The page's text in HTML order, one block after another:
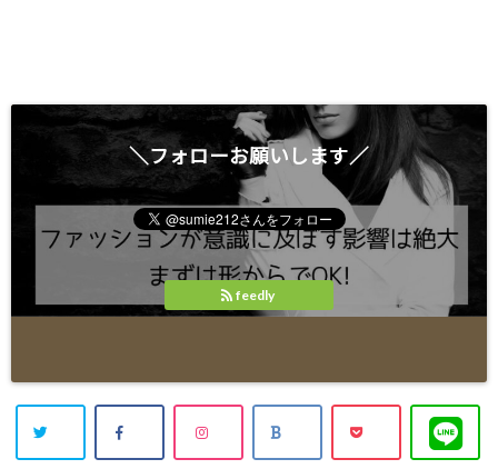
＼フォローお願いします／
feedly